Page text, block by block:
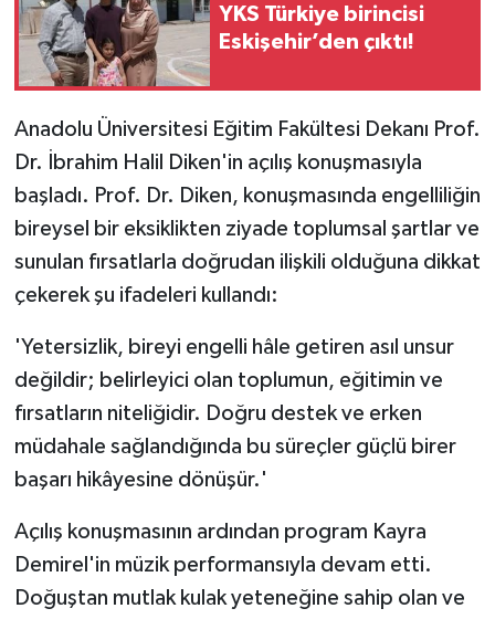
YKS Türkiye birincisi
Eskişehir’den çıktı!
Anadolu Üniversitesi Eğitim Fakültesi Dekanı Prof.
Dr. İbrahim Halil Diken'in açılış konuşmasıyla
başladı. Prof. Dr. Diken, konuşmasında engelliliğin
bireysel bir eksiklikten ziyade toplumsal şartlar ve
sunulan fırsatlarla doğrudan ilişkili olduğuna dikkat
çekerek şu ifadeleri kullandı:
'Yetersizlik, bireyi engelli hâle getiren asıl unsur
değildir; belirleyici olan toplumun, eğitimin ve
fırsatların niteliğidir. Doğru destek ve erken
müdahale sağlandığında bu süreçler güçlü birer
başarı hikâyesine dönüşür.'
Açılış konuşmasının ardından program Kayra
Demirel'in müzik performansıyla devam etti.
Doğuştan mutlak kulak yeteneğine sahip olan ve